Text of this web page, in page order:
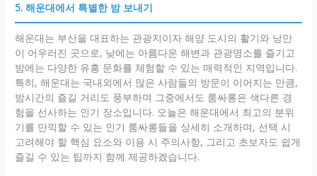
5. 해운대에서 특별한 밤 보내기
해운대는 부산을 대표하는 관광지이자 해양 도시의 활기와 낭만
이 어우러진 곳으로, 낮에는 아름다운 해변과 관광명소를 즐기고
밤에는 다양한 유흥 문화를 체험할 수 있는 매력적인 지역입니다.
특히, 해운대는 국내외에서 많은 사람들의 방문이 이어지는 만큼,
밤시간의 즐길 거리도 풍부하며 그중에서도 룸싸롱은 색다른 경
험을 선사하는 인기 장소입니다. 오늘은 해운대에서 최고의 분위
기를 만끽할 수 있는 인기 룸싸롱들을 상세히 소개하며, 선택 시
고려해야 할 핵심 요소와 이용 시 주의사항, 그리고 초보자도 쉽게
즐길 수 있는 팁까지 함께 제공하겠습니다.